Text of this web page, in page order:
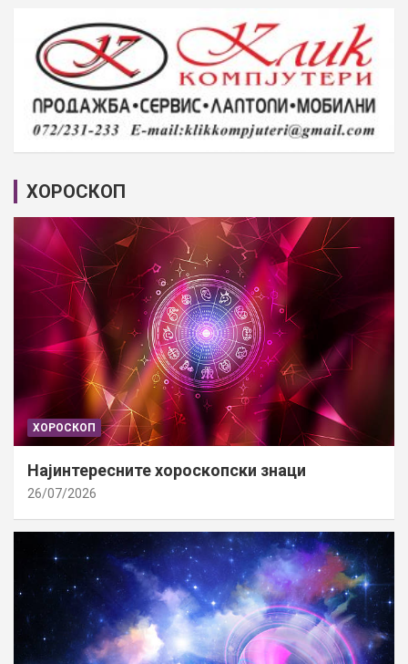
ХОРОСКОП
ХОРОСКОП
Најинтересните хороскопски знаци
26/07/2026